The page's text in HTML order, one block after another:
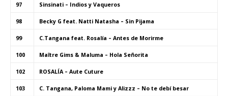
97 Sinsinati – Indios y Vaqueros
98 Becky G feat. Natti Natasha – Sin Pijama
99 C.Tangana feat. Rosalía – Antes de Morirme
100 Maître Gims & Maluma – Hola Señorita
102 ROSALÍA – Aute Cuture
103 C. Tangana, Paloma Mami y Alizzz – No te debí besar